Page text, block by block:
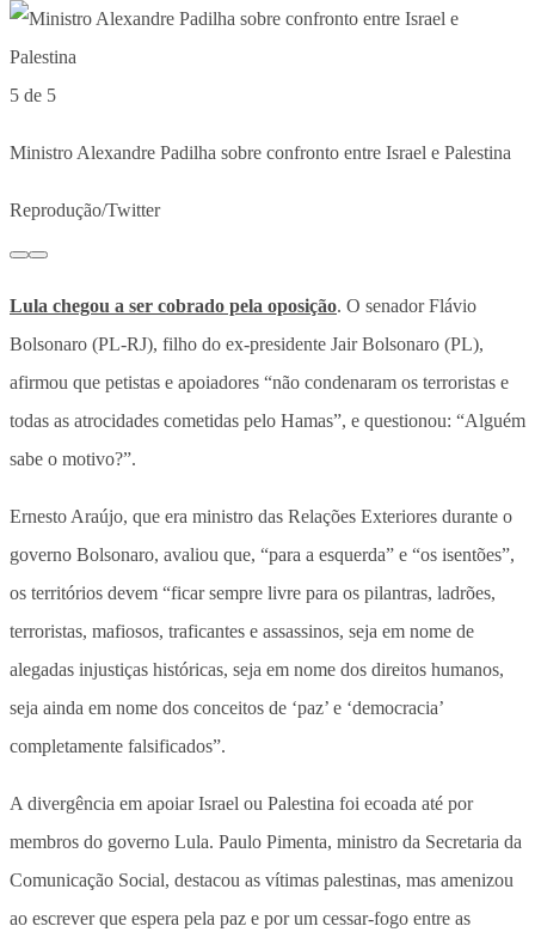
5 de 5
Ministro Alexandre Padilha sobre confronto entre Israel e Palestina
Reprodução/Twitter
Lula chegou a ser cobrado pela oposição. O senador Flávio
Bolsonaro (PL-RJ), filho do ex-presidente Jair Bolsonaro (PL),
afirmou que petistas e apoiadores “não condenaram os terroristas e
todas as atrocidades cometidas pelo Hamas”, e questionou: “Alguém
sabe o motivo?”.
Ernesto Araújo, que era ministro das Relações Exteriores durante o
governo Bolsonaro, avaliou que, “para a esquerda” e “os isentões”,
os territórios devem “ficar sempre livre para os pilantras, ladrões,
terroristas, mafiosos, traficantes e assassinos, seja em nome de
alegadas injustiças históricas, seja em nome dos direitos humanos,
seja ainda em nome dos conceitos de ‘paz’ e ‘democracia’
completamente falsificados”.
A divergência em apoiar Israel ou Palestina foi ecoada até por
membros do governo Lula. Paulo Pimenta, ministro da Secretaria da
Comunicação Social, destacou as vítimas palestinas, mas amenizou
ao escrever que espera pela paz e por um cessar-fogo entre as